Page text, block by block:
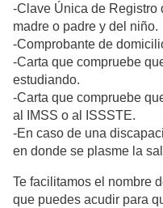
-Clave Única de Registro
madre o padre y del niño.
-Comprobante de
-Carta que compruebe
estudiando.
-Carta que compruebe
al IMSS o al ISSSTE.
-En caso de una
en donde se plasme la
Te facilitamos el nombre
que puedes acudir para